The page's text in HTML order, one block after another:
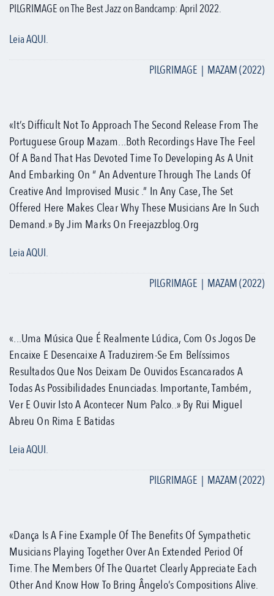
PILGRIMAGE on The Best Jazz on Bandcamp: April 2022.
Leia AQUI.
PILGRIMAGE | MAZAM (2022)
«It’s Difficult Not To Approach The Second Release From The
Portuguese Group Mazam...both Recordings Have The Feel
Of A Band That Has Devoted Time To Developing As A Unit
And Embarking On “ An Adventure Through The Lands Of
Creative And Improvised Music .” In Any Case, The Set
Offered Here Makes Clear Why These Musicians Are In Such
Demand.» By Jim Marks On Freejazzblog.org
Leia AQUI.
PILGRIMAGE | MAZAM (2022)
«...uma Música Que É Realmente Lúdica, Com Os Jogos De
Encaixe E Desencaixe A Traduzirem-Se Em Belíssimos
Resultados Que Nos Deixam De Ouvidos Escancarados A
Todas As Possibilidades Enunciadas. Importante, Também,
Ver E Ouvir Isto A Acontecer Num Palco..» By Rui Miguel
Abreu On Rima E Batidas
Leia AQUI.
PILGRIMAGE | MAZAM (2022)
«Dança Is A Fine Example Of The Benefits Of Sympathetic
Musicians Playing Together Over An Extended Period Of
Time. The Members Of The Quartet Clearly Appreciate Each
Other And Know How To Bring Ângelo’s Compositions Alive.